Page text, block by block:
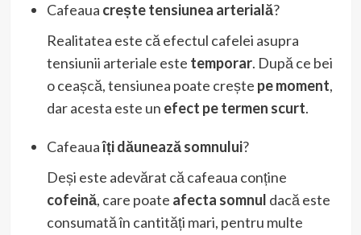
Cafeaua crește tensiunea arterială?
Realitatea este că efectul cafelei asupra
tensiunii arteriale este temporar. După ce bei
o ceașcă, tensiunea poate crește pe moment,
dar acesta este un efect pe termen scurt.
Cafeauaîți dăunează somnului?
Deși este adevărat că cafeaua conține
cofeină, care poate afecta somnul dacă este
consumată în cantități mari, pentru multe